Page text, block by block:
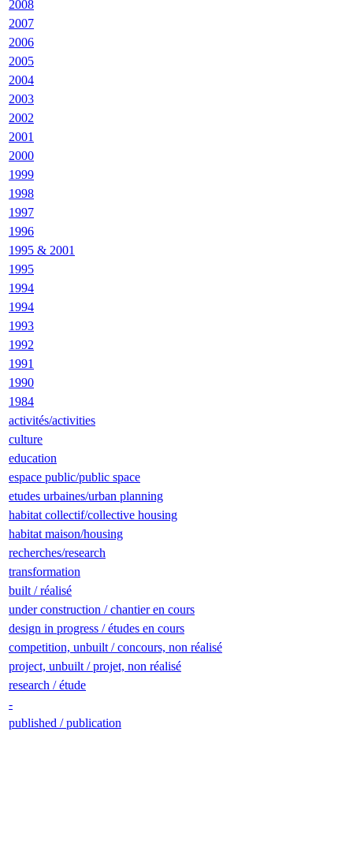
2008
2007
2006
2005
2004
2003
2002
2001
2000
1999
1998
1997
1996
1995 & 2001
1995
1994
1994
1993
1992
1991
1990
1984
activités/activities
culture
education
espace public/public space
etudes urbaines/urban planning
habitat collectif/collective housing
habitat maison/housing
recherches/research
transformation
built / réalisé
under construction / chantier en cours
design in progress / études en cours
competition, unbuilt / concours, non réalisé
project, unbuilt / projet, non réalisé
research / étude
-
published / publication